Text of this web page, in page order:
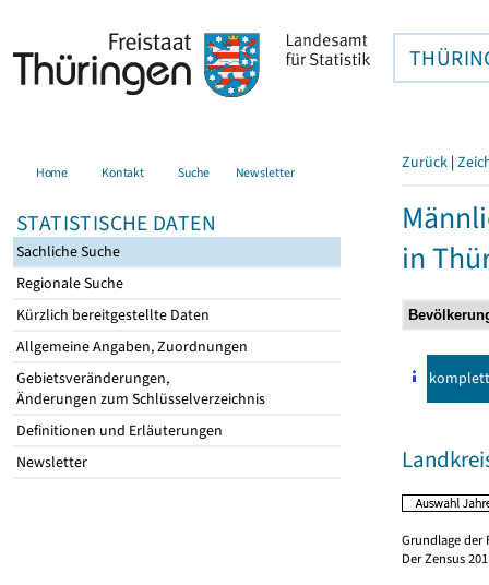
Home Kontakt Suche Newsletter
STATISTISCHE DATEN
Sachliche Suche
Regionale Suche
Kürzlich bereitgestellte Daten
Allgemeine Angaben, Zuordnungen
Gebietsveränderungen,
Änderungen zum Schlüsselverzeichnis
Definitionen und Erläuterungen
Newsletter
Zurück |
in
komplett
Grundlage der
Der Zensus